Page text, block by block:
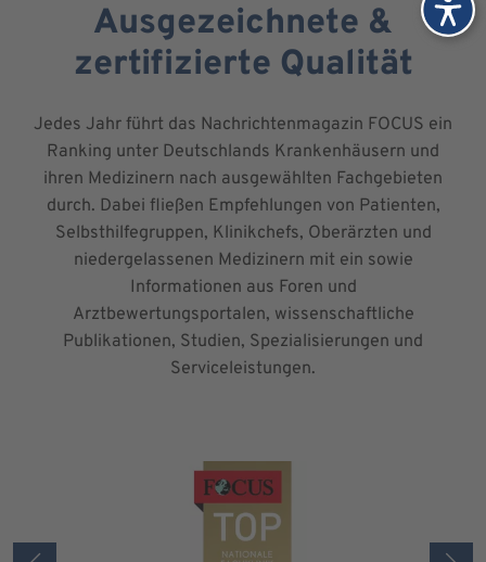
Ausgezeichnete &
zertifizierte Qualität
Jedes Jahr führt das Nachrichtenmagazin FOCUS ein
Ranking unter Deutschlands Krankenhäusern und
ihren Medizinern nach ausgewählten Fachgebieten
durch. Dabei fließen Empfehlungen von Patienten,
Selbsthilfegruppen, Klinikchefs, Oberärzten und
niedergelassenen Medizinern mit ein sowie
Informationen aus Foren und
Arztbewertungsportalen, wissenschaftliche
Publikationen, Studien, Spezialisierungen und
Serviceleistungen.